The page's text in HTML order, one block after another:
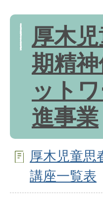
厚木
期精
ット
進事業
厚木児童思
講座一覧表